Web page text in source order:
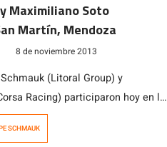
Maximiliano Soto
Martín, Mendoza
8 de noviembre 2013
(Litoral Group) y
Racing) participaron hoy en los
la décima y undécima fecha de
SCHMAUK